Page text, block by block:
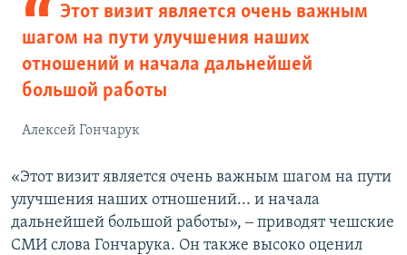
Этот визит является очень важным
шагом на пути улучшения наших
отношений и начала дальнейшей
большой работы
Алексей Гончарук
«Этот визит является очень важным шагом на пути
улучшения наших отношений... и начала
дальнейшей большой работы», ‒ приводят чешские
СМИ слова Гончарука. Он также высоко оценил